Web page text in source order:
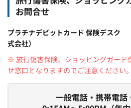
お問合せ
プラチナデビットカード 保険デスク
式会社）
※ 旅行傷害保険、ショッピングガード
せ窓口となりますのでご注意ください。
一般電話・携帯電話